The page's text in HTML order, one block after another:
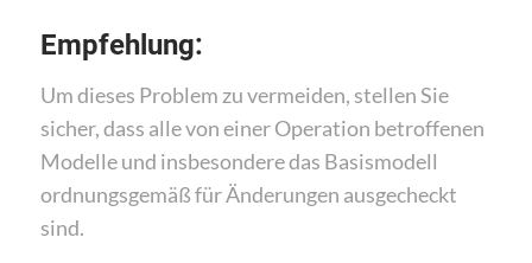
Empfehlung:
Um dieses Problem zu vermeiden, stellen Sie
sicher, dass alle von einer Operation betroffenen
Modelle und insbesondere das Basismodell
ordnungsgemäß für Änderungen ausgecheckt
sind.